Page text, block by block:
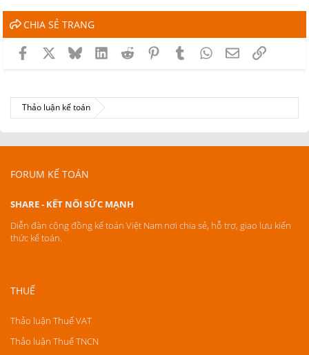
CHIA SẺ TRANG
Facebook BlueskyLinkedInReddit PinterestTumblrWhatsApp
EmailLink
Thảo luận kế toán
FORUM KẾ TOÁN
SHARE - KẾT NỐI SỨC MẠNH
Diễn đàn cộng đồng kế toán Việt Nam nơi chia sẻ, hỗ trợ, giao lưu kiến
thức kế toán.
THUẾ
Thảo luận Thuế VAT
Thảo luận Thuế TNCN